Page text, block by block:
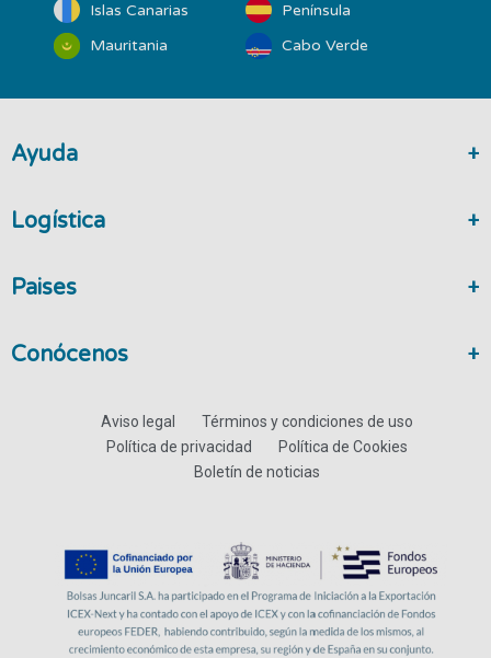
Islas Canarias
Península
Mauritania
Cabo Verde
Ayuda
Logística
Paises
Conócenos
Aviso legal
Términos y condiciones de uso
Política de privacidad
Política de Cookies
Boletín de noticias